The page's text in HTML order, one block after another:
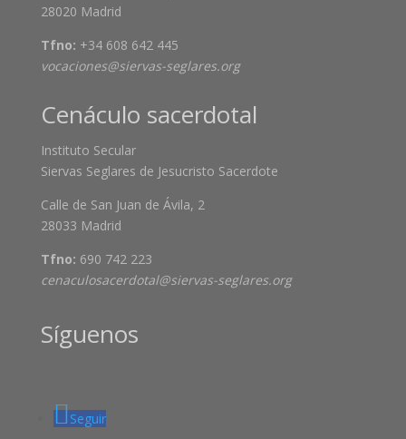
28020 Madrid
Tfno: +34 608 642 445
vocaciones@siervas-seglares.org
Cenáculo sacerdotal
Instituto Secular
Siervas Seglares de Jesucristo Sacerdote
Calle de San Juan de Ávila, 2
28033 Madrid
Tfno: 690 742 223
cenaculosacerdotal@siervas-seglares.org
Síguenos
Seguir